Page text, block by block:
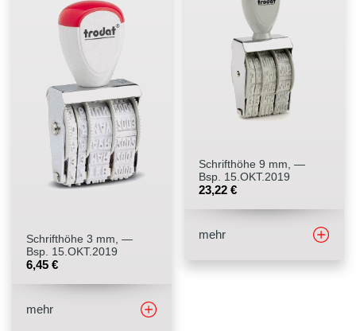
Schrifthöhe 3 mm, —
Bsp. 15.OKT.2019
6,45 €
mehr
Schrifthöhe 9 mm, —
Bsp. 15.OKT.2019
23,22€
mehr